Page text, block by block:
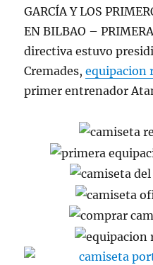
GARCÍA Y LOS
EN BILBAO –
directiva estuvo
Cremades,equipacion
primer entrenador